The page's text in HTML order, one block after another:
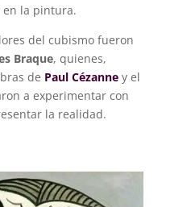
en la pintura.
del cubismo fueron
Braque, quienes,
de Paul Cézanney el
a experimentar con
la realidad.